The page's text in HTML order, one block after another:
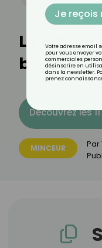
La
bienfaits
Découvrez les
MINCEUR Par
Je reçois
Votre adresse email
pour vous envoyer
commerciales
désinscrire en
dans la newsletter.
prenez